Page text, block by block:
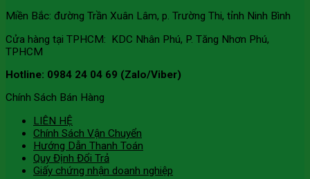
Miền Bắc: đường Trần Xuân Lâm, p. Trường Thi, tỉnh Ninh Bình
Cửa hàng tại TPHCM: KDC Nhân Phú, P. Tăng Nhơn Phú,
TPHCM
Hotline: 0984 24 04 69 (Zalo/Viber)
Chính Sách Bán Hàng
LIÊN HỆ
Chính Sách Vận Chuyển
Hướng Dẫn Thanh Toán
Quy Định Đổi Trả
Giấy chứng nhận doanh nghiệp